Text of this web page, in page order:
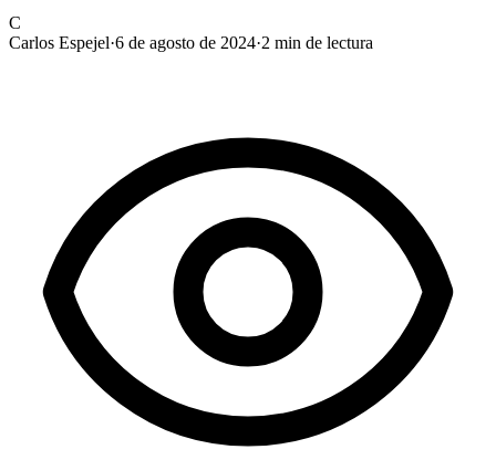
C
Carlos Espejel·6 de agosto de 2024·2 min de lectura